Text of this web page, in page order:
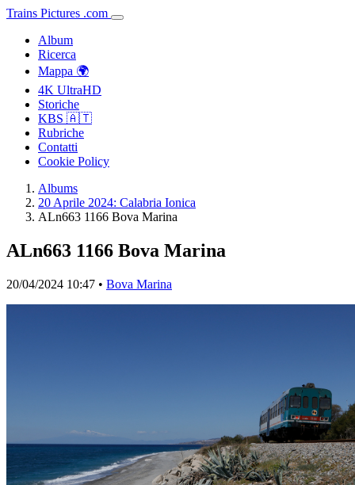
Trains Pictures .com
Album
Ricerca
Mappa 🌍
4K UltraHD
Storiche
KBS 🇦🇹
Rubriche
Contatti
Cookie Policy
Albums
20 Aprile 2024: Calabria Ionica
ALn663 1166 Bova Marina
ALn663 1166 Bova Marina
20/04/2024 10:47 • Bova Marina